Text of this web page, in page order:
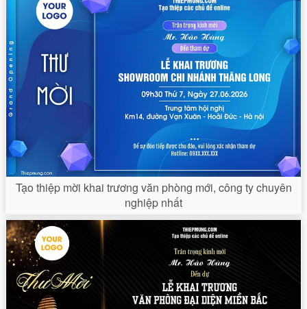
Tạo thiệp mời khai trương văn phòng mới, công ty chuyên
nghiệp nhất